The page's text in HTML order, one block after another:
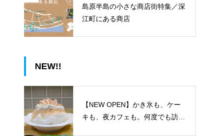
島原半島の小さな商店街特集／深
江町にある商店
NEW!!
【NEW OPEN】かき氷も、ケー
キも、夜カフェも。何度でも訪れ